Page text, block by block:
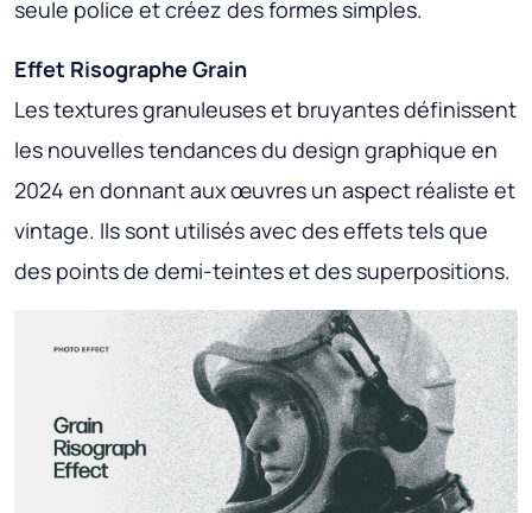
seule police et créez des formes simples.
Effet Risographe Grain
Les textures granuleuses et bruyantes définissent
les nouvelles tendances du design graphique en
2024 en donnant aux œuvres un aspect réaliste et
vintage. Ils sont utilisés avec des effets tels que
des points de demi-teintes et des superpositions.